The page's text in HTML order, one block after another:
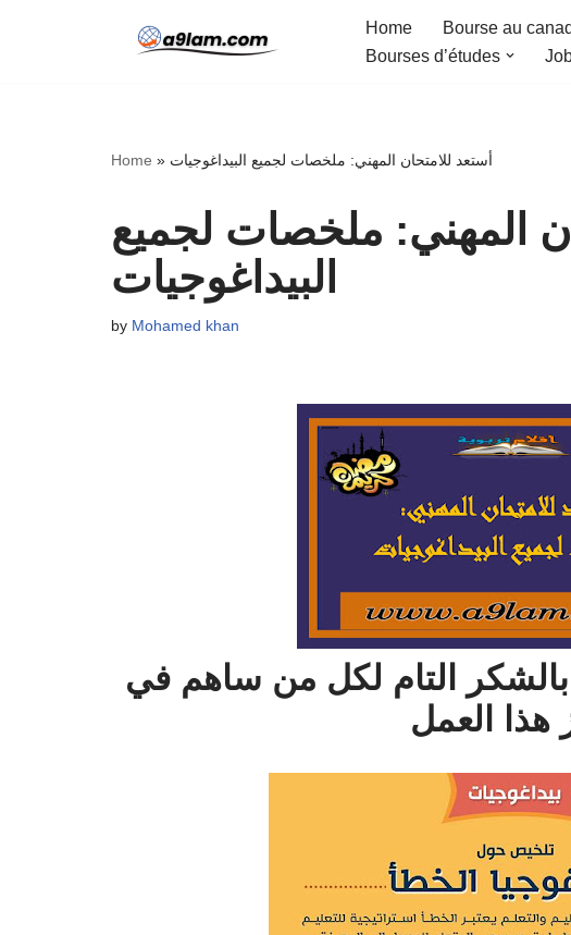
Home Bourse au
Bourses d’études
Home » أستعد للامتحان المهني: ملخصات لجميع البيداغوجيات
المهني: ملخصات لجميع
البيداغوجيات
by Mohamed khan
بالشكر التام لكل من ساهم في
هذا العمل